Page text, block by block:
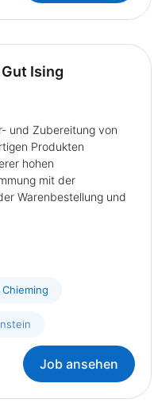
Ising
und Zubereitung von
Produkten
hohen
mit der
Warenbestellung und
Job ansehen